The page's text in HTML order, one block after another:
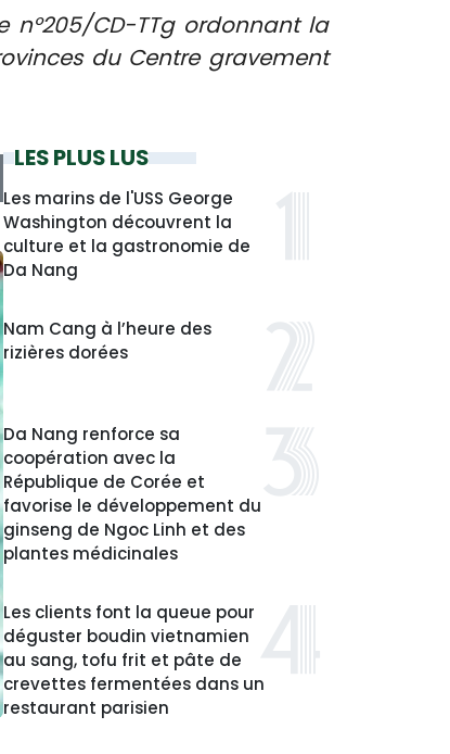
n°205/CD-TTg ordonnant la
du Centre gravement
LES PLUS LUS
Les marins de l'USS George
Washington découvrent la
culture et la gastronomie de
Da Nang
Nam Cang à l’heure des
rizières dorées
Da Nang renforce sa
coopération avec la
République de Corée et
favorise le développement du
ginseng de Ngoc Linh et des
plantes médicinales
Les clients font la queue pour
déguster boudin vietnamien
au sang, tofu frit et pâte de
crevettes fermentées dans un
restaurant parisien